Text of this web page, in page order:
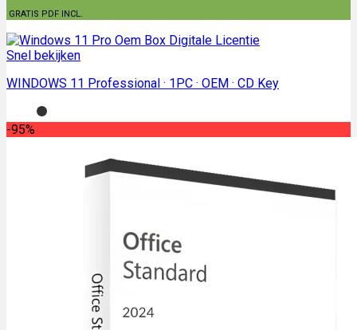
GRATIS PDF INCL.
Snel bekijken
WINDOWS 11 Professional · 1PC · OEM · CD Key
-95%